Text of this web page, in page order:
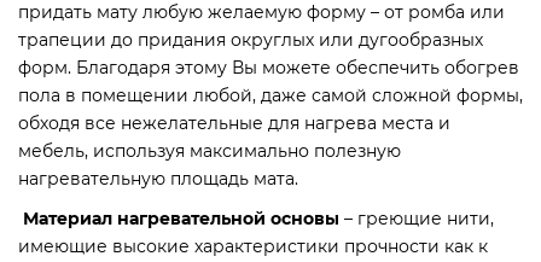
придать мату любую желаемую форму – от ромба или
трапеции до придания округлых или дугообразных
форм. Благодаря этому Вы можете обеспечить обогрев
пола в помещении любой, даже самой сложной формы,
обходя все нежелательные для нагрева места и
мебель, используя максимально полезную
нагревательную площадь мата.
Материал нагревательной основы – греющие нити,
имеющие высокие характеристики прочности как к